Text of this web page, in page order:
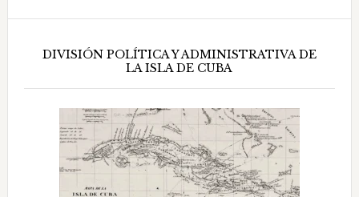
DIVISIÓN POLÍTICA Y ADMINISTRATIVA DE
LA ISLA DE CUBA